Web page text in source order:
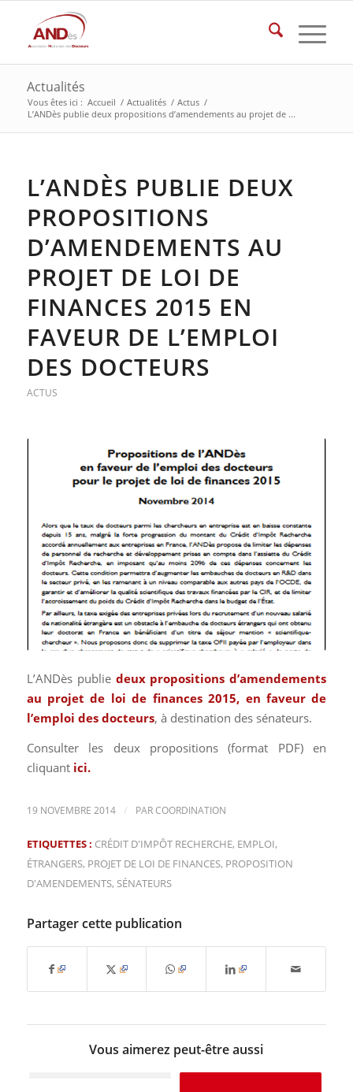
Actualités
Vous êtes ici : Accueil / Actualités / Actus /
L’ANDès publie deux propositions d’amendements au projet de ...
L’ANDÈS PUBLIE DEUX
PROPOSITIONS
D’AMENDEMENTS AU
PROJET DE LOI DE
FINANCES 2015 EN
FAVEUR DE L’EMPLOI
DES DOCTEURS
ACTUS
L’ANDès publie deux propositions d’amendements
au projet de loi de finances 2015, en faveur de
l’emploi des docteurs, à destination des sénateurs.
Consulter les deux propositions (format PDF) en
cliquant ici.
19 NOVEMBRE 2014 / PARCOORDINATION
ETIQUETTES : CRÉDIT D'IMPÔT RECHERCHE, EMPLOI,
ÉTRANGERS, PROJET DE LOI DE FINANCES, PROPOSITION
D'AMENDEMENTS, SÉNATEURS
Partager cette publication
Vous aimerez peut-être aussi